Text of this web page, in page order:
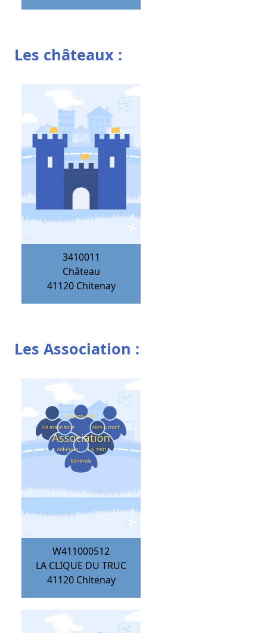
Les châteaux :
3410011
Château
41120 Chitenay
Les Association :
W411000512
LA CLIQUE DU TRUC
41120 Chitenay